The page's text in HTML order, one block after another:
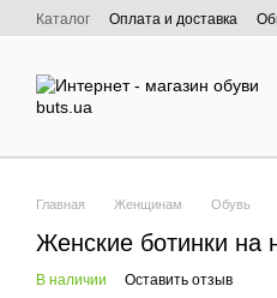
Перейти к основному контенту
Каталог Оплата и доставка
Главная Женщинам Обувь
Женские ботинки на
В наличии Оставить отзыв